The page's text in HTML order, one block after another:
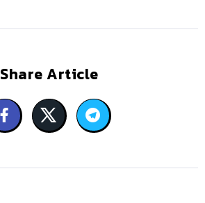
Share Article